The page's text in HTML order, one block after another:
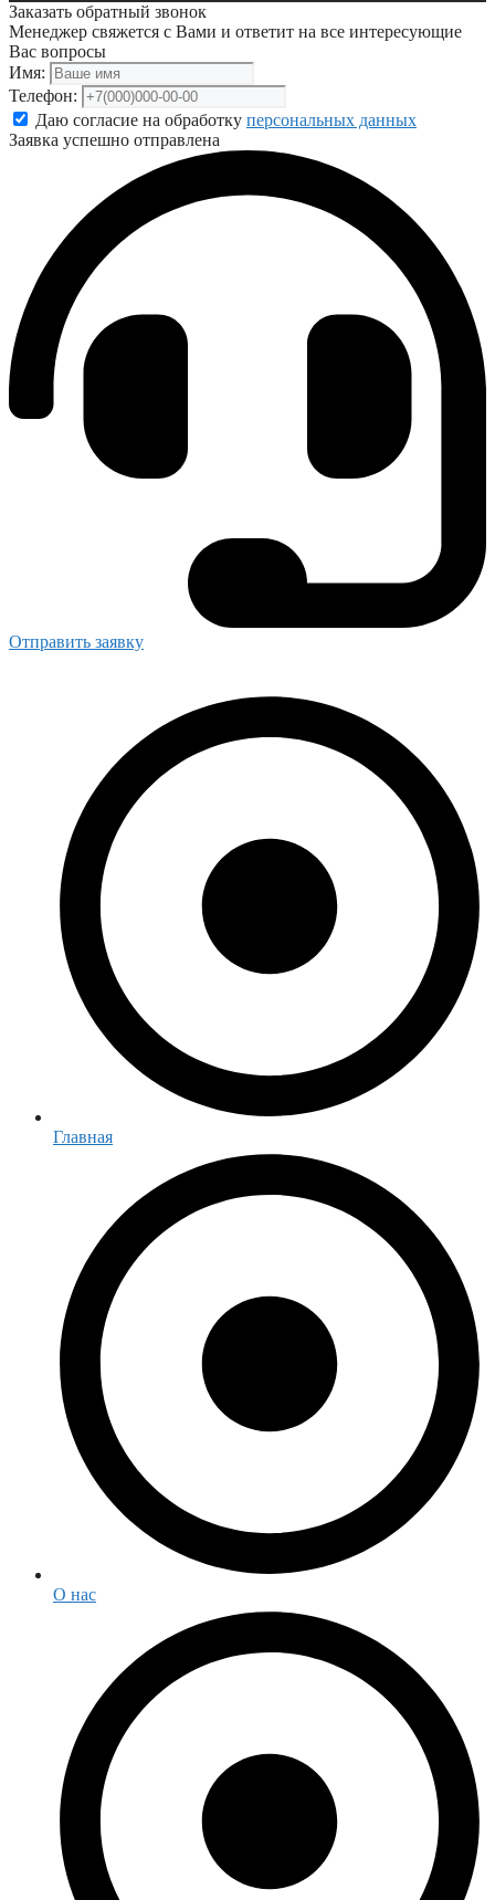
Заказать обратный звонок
Менеджер свяжется с Вами и ответит на все интересующие
Вас вопросы
Имя:
Телефон:
Даю согласие на обработку персональных данных
Заявка успешно отправлена
Отправить заявку
Главная
О нас